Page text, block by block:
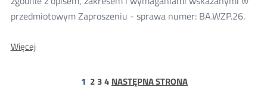
przedmiotowym Zaproszeniu - sprawa numer: BA.WZP.26.
WięcejO:
1 strona
2 strona
3strona
4 NASTĘPNA STRONA